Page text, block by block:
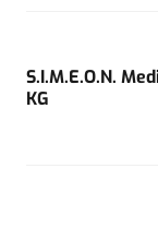
S.I.M.E.O.N.
KG